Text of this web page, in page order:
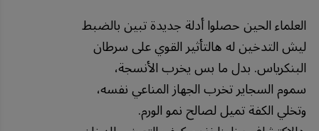
العلماء الحين حصلوا أدلة جديدة تبين بالضبط
ليش التدخين له هالتأثير القوي على سرطان
البنكرياس. بدل ما بس يخرب الأنسجة،
سموم السجاير تخرب الجهاز المناعي نفسه،
وتخلي الكفة تميل لصالح نمو الورم.